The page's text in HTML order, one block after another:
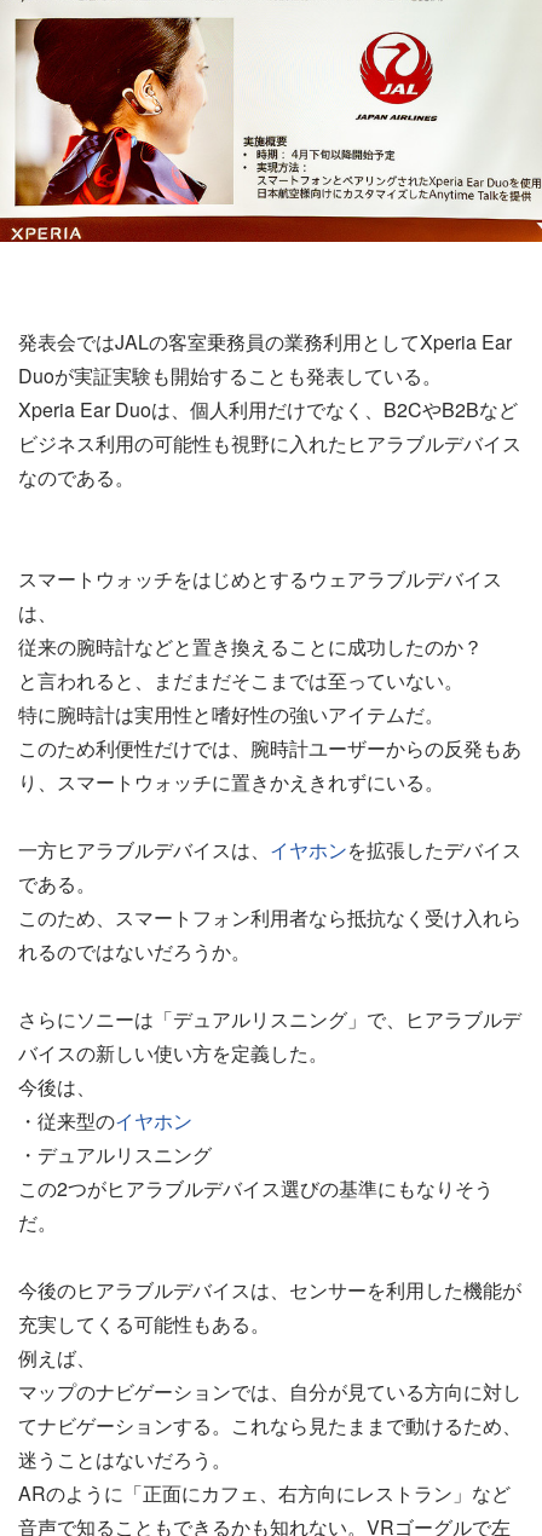
発表会ではJALの客室乗務員の業務利用としてXperia Ear
Duoが実証実験も開始することも発表している。
Xperia Ear Duoは、個人利用だけでなく、B2CやB2Bなど
ビジネス利用の可能性も視野に入れたヒアラブルデバイス
なのである。
スマートウォッチをはじめとするウェアラブルデバイス
は、
従来の腕時計などと置き換えることに成功したのか？
と言われると、まだまだそこまでは至っていない。
特に腕時計は実用性と嗜好性の強いアイテムだ。
このため利便性だけでは、腕時計ユーザーからの反発もあ
り、スマートウォッチに置きかえきれずにいる。
一方ヒアラブルデバイスは、 イヤホンを拡張したデバイス
である。
このため、スマートフォン利用者なら抵抗なく受け入れら
れるのではないだろうか。
さらにソニーは「デュアルリスニング」で、ヒアラブルデ
バイスの新しい使い方を定義した。
今後は、
・従来型のイヤホン
・デュアルリスニング
この2つがヒアラブルデバイス選びの基準にもなりそう
だ。
今後のヒアラブルデバイスは、センサーを利用した機能が
充実してくる可能性もある。
例えば、
マップのナビゲーションでは、自分が見ている方向に対し
てナビゲーションする。これなら見たままで動けるため、
迷うことはないだろう。
ARのように「正面にカフェ、右方向にレストラン」など
音声で知ることもできるかも知れない。VRゴーグルで左